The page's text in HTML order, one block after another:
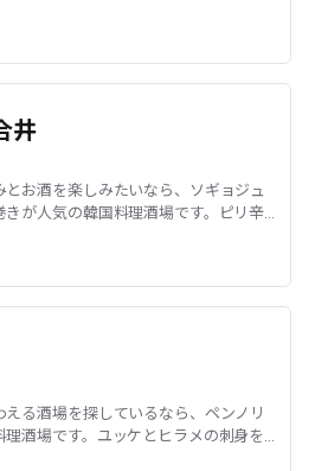
井
お酒を楽しみたいなら、ソギョジュ
が人気の韓国料理酒場です。ピリ辛
る酒場を探しているなら、ペンノリ
酒場です。ユッケとヒラメの刺身を